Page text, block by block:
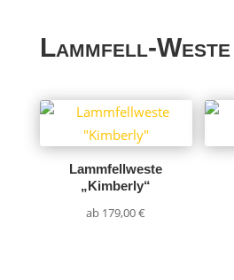
Lammfell-Weste
Lammfellweste
„Kimberly“
ab 179,00€